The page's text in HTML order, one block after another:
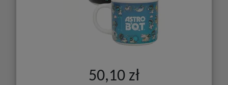
50,10 zł